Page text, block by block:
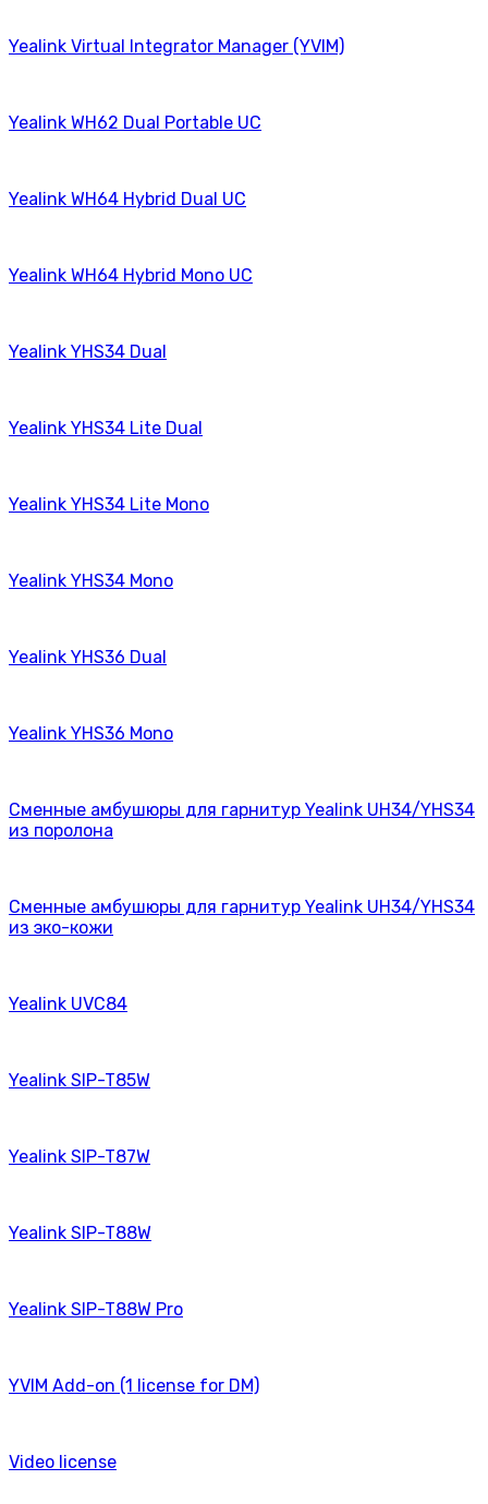
Yealink Virtual Integrator Manager (YVIM)
Yealink WH62 Dual Portable UC
Yealink WH64 Hybrid Dual UC
Yealink WH64 Hybrid Mono UC
Yealink YHS34 Dual
Yealink YHS34 Lite Dual
Yealink YHS34 Lite Mono
Yealink YHS34 Mono
Yealink YHS36 Dual
Yealink YHS36 Mono
Сменные амбушюры для гарнитур Yealink UH34/YHS34
из поролона
Сменные амбушюры для гарнитур Yealink UH34/YHS34
из эко-кожи
Yealink UVC84
Yealink SIP-T85W
Yealink SIP-T87W
Yealink SIP-T88W
Yealink SIP-T88W Pro
YVIM Add-on (1 license for DM)
Video license